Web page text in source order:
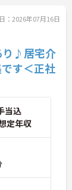
：2026年07月16日
り♪居宅介
す＜正社
当込
年収